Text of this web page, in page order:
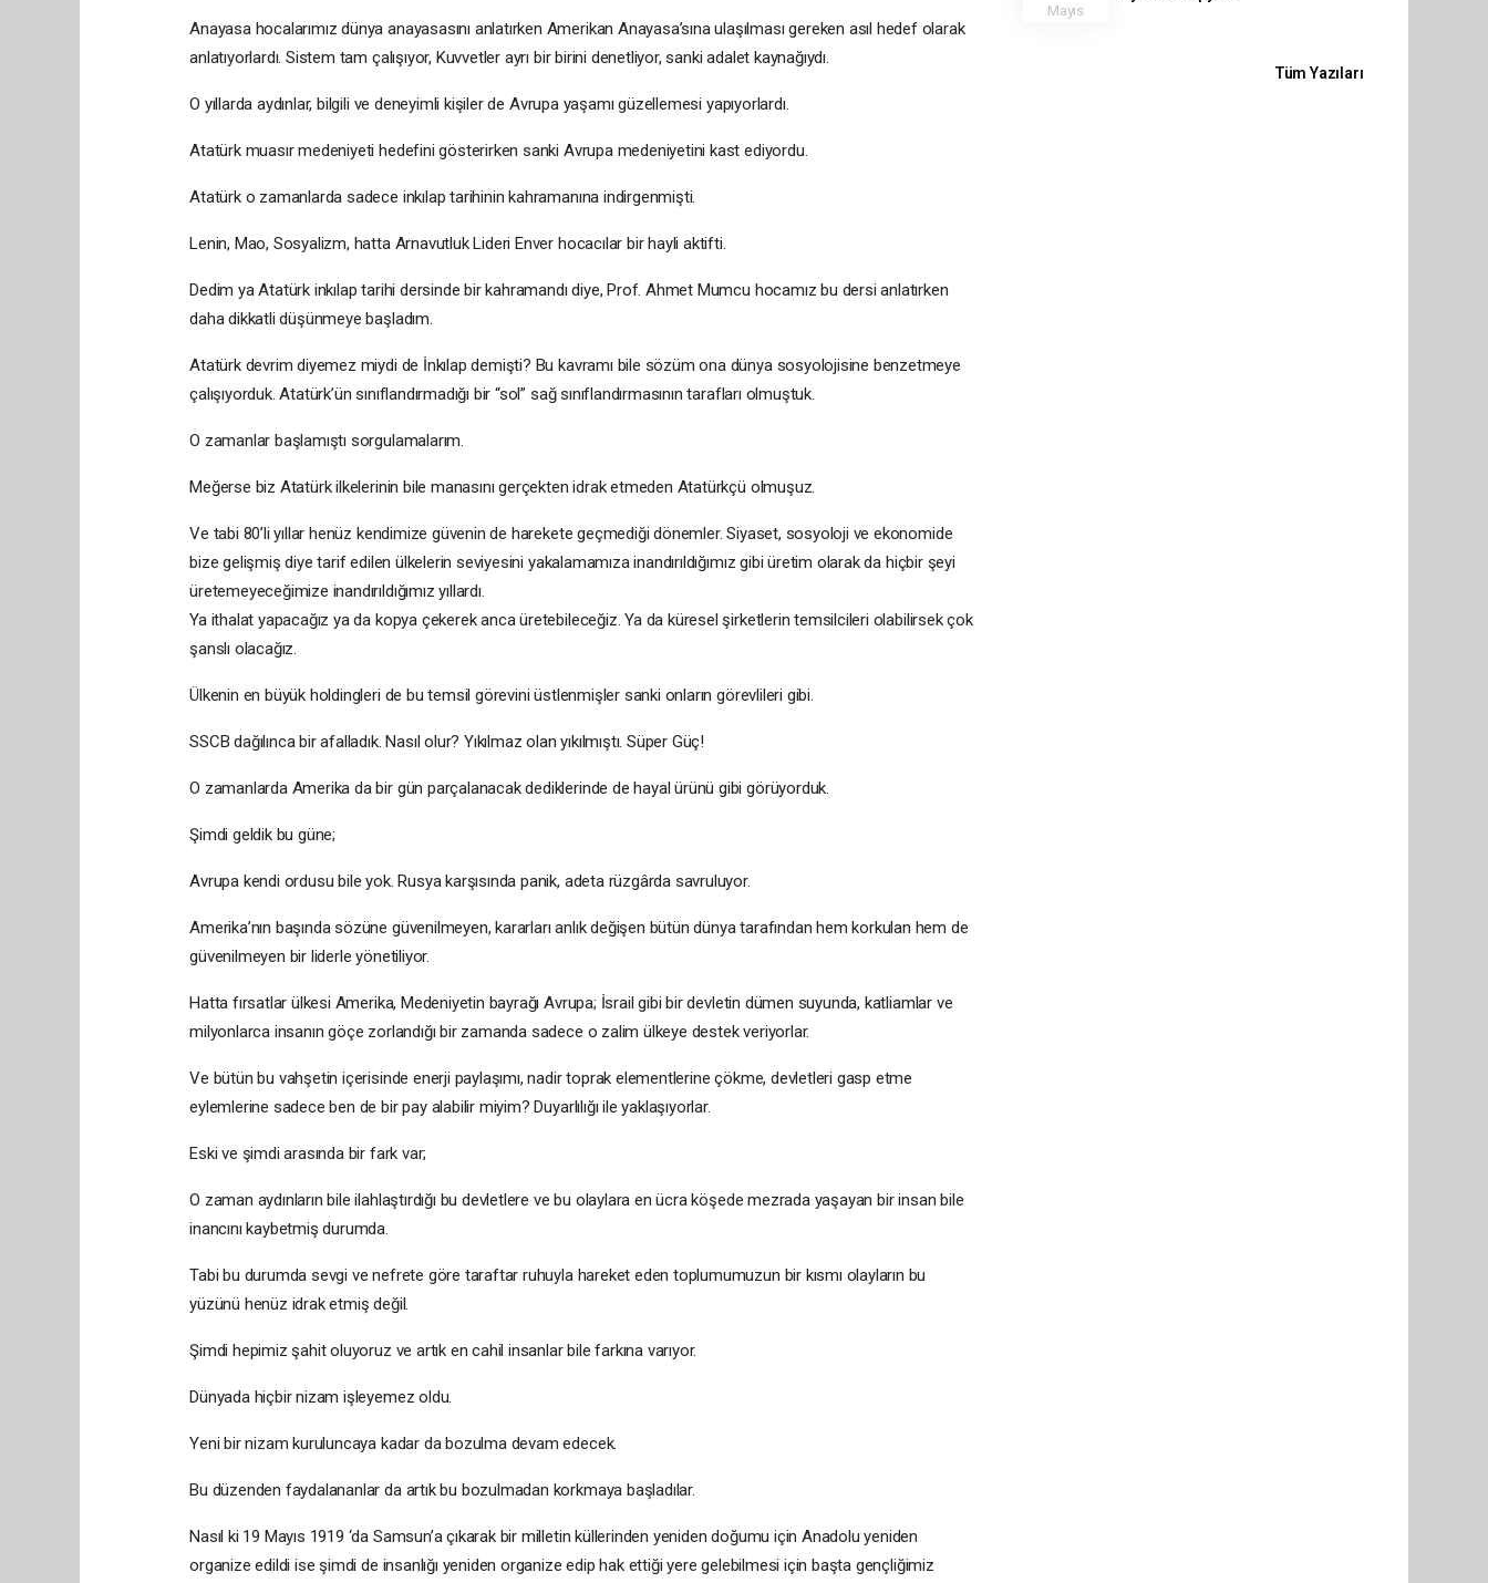
Anayasa hocalarımız dünya anayasasını anlatırken Amerikan Anayasa’sına ulaşılması gereken asıl hedef olarak
anlatıyorlardı. Sistem tam çalışıyor, Kuvvetler ayrı bir birini denetliyor, sanki adalet kaynağıydı.
O yıllarda aydınlar, bilgili ve deneyimli kişiler de Avrupa yaşamı güzellemesi yapıyorlardı.
Atatürk muasır medeniyeti hedefini gösterirken sanki Avrupa medeniyetini kast ediyordu.
Atatürk o zamanlarda sadece inkılap tarihinin kahramanına indirgenmişti.
Lenin, Mao, Sosyalizm, hatta Arnavutluk Lideri Enver hocacılar bir hayli aktifti.
Dedim ya Atatürk inkılap tarihi dersinde bir kahramandı diye, Prof. Ahmet Mumcu hocamız bu dersi anlatırken
daha dikkatli düşünmeye başladım.
Atatürk devrim diyemez miydi de İnkılap demişti? Bu kavramı bile sözüm ona dünya sosyolojisine benzetmeye
çalışıyorduk. Atatürk’ün sınıflandırmadığı bir “sol” sağ sınıflandırmasının tarafları olmuştuk.
O zamanlar başlamıştı sorgulamalarım.
Meğerse biz Atatürk ilkelerinin bile manasını gerçekten idrak etmeden Atatürkçü olmuşuz.
Ve tabi 80’li yıllar henüz kendimize güvenin de harekete geçmediği dönemler. Siyaset, sosyoloji ve ekonomide
bize gelişmiş diye tarif edilen ülkelerin seviyesini yakalamamıza inandırıldığımız gibi üretim olarak da hiçbir şeyi
üretemeyeceğimize inandırıldığımız yıllardı.
Ya ithalat yapacağız ya da kopya çekerek anca üretebileceğiz. Ya da küresel şirketlerin temsilcileri olabilirsek çok
şanslı olacağız.
Ülkenin en büyük holdingleri de bu temsil görevini üstlenmişler sanki onların görevlileri gibi.
SSCB dağılınca bir afalladık. Nasıl olur? Yıkılmaz olan yıkılmıştı. Süper Güç!
O zamanlarda Amerika da bir gün parçalanacak dediklerinde de hayal ürünü gibi görüyorduk.
Şimdi geldik bu güne;
Avrupa kendi ordusu bile yok. Rusya karşısında panik, adeta rüzgârda savruluyor.
Amerika’nın başında sözüne güvenilmeyen, kararları anlık değişen bütün dünya tarafından hem korkulan hem de
güvenilmeyen bir liderle yönetiliyor.
Hatta fırsatlar ülkesi Amerika, Medeniyetin bayrağı Avrupa; İsrail gibi bir devletin dümen suyunda, katliamlar ve
milyonlarca insanın göçe zorlandığı bir zamanda sadece o zalim ülkeye destek veriyorlar.
Ve bütün bu vahşetin içerisinde enerji paylaşımı, nadir toprak elementlerine çökme, devletleri gasp etme
eylemlerine sadece ben de bir pay alabilir miyim? Duyarlılığı ile yaklaşıyorlar.
Eski ve şimdi arasında bir fark var;
O zaman aydınların bile ilahlaştırdığı bu devletlere ve bu olaylara en ücra köşede mezrada yaşayan bir insan bile
inancını kaybetmiş durumda.
Tabi bu durumda sevgi ve nefrete göre taraftar ruhuyla hareket eden toplumumuzun bir kısmı olayların bu
yüzünü henüz idrak etmiş değil.
Şimdi hepimiz şahit oluyoruz ve artık en cahil insanlar bile farkına varıyor.
Dünyada hiçbir nizam işleyemez oldu.
Yeni bir nizam kuruluncaya kadar da bozulma devam edecek.
Bu düzenden faydalananlar da artık bu bozulmadan korkmaya başladılar.
Nasıl ki 19 Mayıs 1919 ‘da Samsun’a çıkarak bir milletin küllerinden yeniden doğumu için Anadolu yeniden
organize edildi ise şimdi de insanlığı yeniden organize edip hak ettiği yere gelebilmesi için başta gençliğimiz
Mayıs
Tüm Yazıları